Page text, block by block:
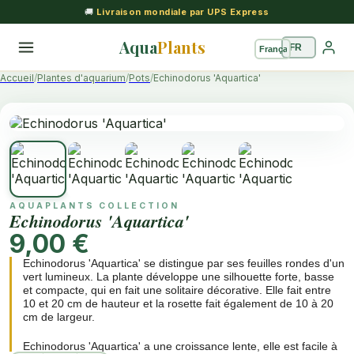
🚚 Livraison mondiale par UPS Express
AquaPlants
Accueil Plantes d'aquarium Pots Echinodorus 'Aquartica'
AQUAPLANTS COLLECTION
Echinodorus 'Aquartica'
9,00 €
Echinodorus 'Aquartica' se distingue par ses feuilles rondes d'un
vert lumineux. La plante développe une silhouette forte, basse
et compacte, qui en fait une solitaire décorative. Elle fait entre
10 et 20 cm de hauteur et la rosette fait également de 10 à 20
cm de largeur.
Echinodorus 'Aquartica' a une croissance lente, elle est facile à